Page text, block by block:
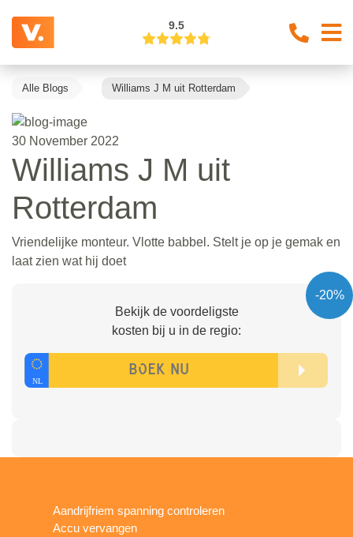
9.5
Alle Blogs Williams J M uit Rotterdam
30 November 2022
Williams J M uit
Rotterdam
Vriendelijke monteur. Vlotte babbel. Stelt je op je gemak en
laat zien wat hij doet
-20%
Bekijk de voordeligste
kosten bij u in de regio:
Aandrijfriem spanning controleren
Accu vervangen